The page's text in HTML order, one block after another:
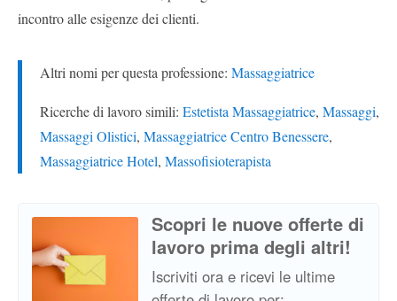
incontro alle esigenze dei clienti.
Altri nomi per questa professione: Massaggiatrice
Ricerche di lavoro simili: Estetista Massaggiatrice, Massaggi,
Massaggi Olistici, Massaggiatrice Centro Benessere,
Massaggiatrice Hotel, Massofisioterapista
Scopri le nuove offerte di
lavoro prima degli altri!
Iscriviti ora e ricevi le ultime